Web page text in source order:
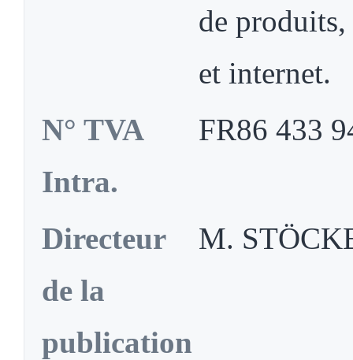
de produits,
et internet.
N° TVA
Intra.
FR86 433
Directeur
de la
publication
M.